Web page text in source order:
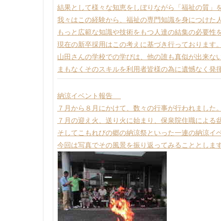
結果として様々な知恵をしぼりながら「福祉の質」
我々はこの経験から、福祉の専門知識を身につけた
もっと広範な知識や技術をもつ人達の結集の必要性
現在の新卒採用はこの考えに基づき行っております
山田さんの学校での学びは、他の誰も真似が出来な
まもなくそのスキルを利用者皆様の為に遺憾なく発
納涼イベント報告
７月から８月にかけて、数々の行事が行われました
７月の迎え火、送り火に始まり、保泉院住職によ
そしてこもれびの郷の納涼祭といった一連の納涼イ
今回は写真でその風景を振り返ってみることとしま